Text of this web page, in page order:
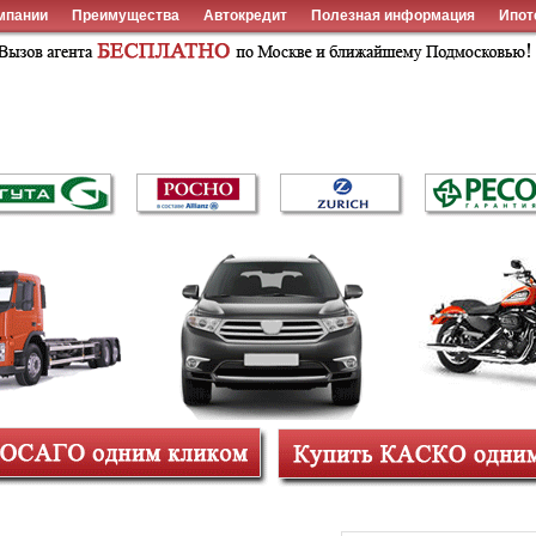
Преимущества Автокредит Полезная информация